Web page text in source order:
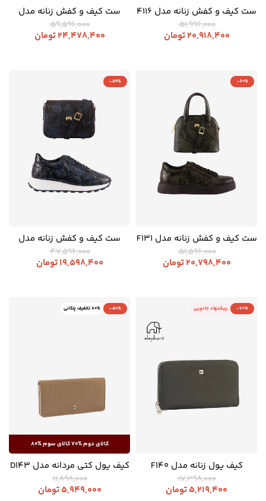
ست کیف و کفش زنانه مدل 4116
51,996,000
20,918,400تومان
ست کیف و کفش زنانه مدل
F139
59,596,000
24,478,400تومان
-60%
ست کیف و کفش زنانه مدل F131
51,596,000
20,798,400تومان
-59%
ست کیف و کفش زنانه مدل
B214
47,596,000
19,598,400تومان
-70% پیشنهاد جادویی
کیف پول زنانه مدل F140
17,398,000
5,219,400تومان
-50% 80% تخفیف پلکانی
کیف پول کتی مردانه مدل D143
11,898,000
5,949,000تومان